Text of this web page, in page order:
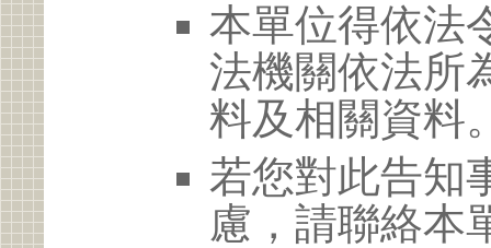
本單位得依法
法機關依法所
料及相關資料
若您對此告知
慮，請聯絡本